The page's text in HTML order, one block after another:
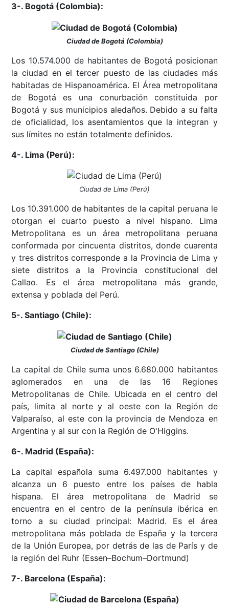
3-. Bogotá (Colombia):
Ciudad de Bogotá (Colombia)
Los 10.574.000 de habitantes de Bogotá posicionan
la ciudad en el tercer puesto de las ciudades más
habitadas de Hispanoamérica. El Área metropolitana
de Bogotá es una conurbación constituida por
Bogotá y sus municipios aledaños. Debido a su falta
de oficialidad, los asentamientos que la integran y
sus límites no están totalmente definidos.​
4-. Lima (Perú):
Ciudad de Lima (Perú)
Los 10.391.000 de habitantes de la capital peruana le
otorgan el cuarto puesto a nivel hispano. Lima
Metropolitana es un área metropolitana peruana
conformada por cincuenta distritos, donde cuarenta
y tres distritos corresponde a la Provincia de Lima y
siete distritos a la Provincia constitucional del
Callao. Es el área metropolitana más grande,
extensa y poblada del Perú.
5-. Santiago (Chile):
Ciudad de Santiago (Chile)
La capital de Chile suma unos 6.680.000 habitantes
aglomerados en una de las 16 Regiones
Metropolitanas de Chile. Ubicada en el centro del
país, limita al norte y al oeste con la Región de
Valparaíso, al este con la provincia de Mendoza en
Argentina y al sur con la Región de O'Higgins.
6-. Madrid (España):
La capital española suma 6.497.000 habitantes y
alcanza un 6 puesto entre los países de habla
hispana. El área metropolitana de Madrid se
encuentra en el centro de la península ibérica en
torno a su ciudad principal: Madrid. Es el área
metropolitana más poblada de España y la tercera
de la Unión Europea, por detrás de las de París y de
la región del Ruhr (Essen–Bochum–Dortmund)
7-. Barcelona (España):